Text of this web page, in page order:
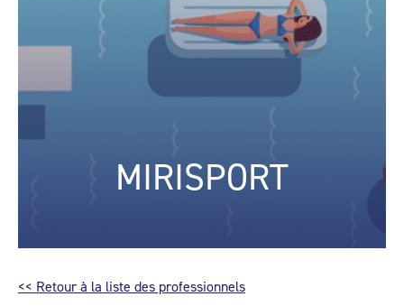
MIRISPORT
<< Retour à la liste des professionnels